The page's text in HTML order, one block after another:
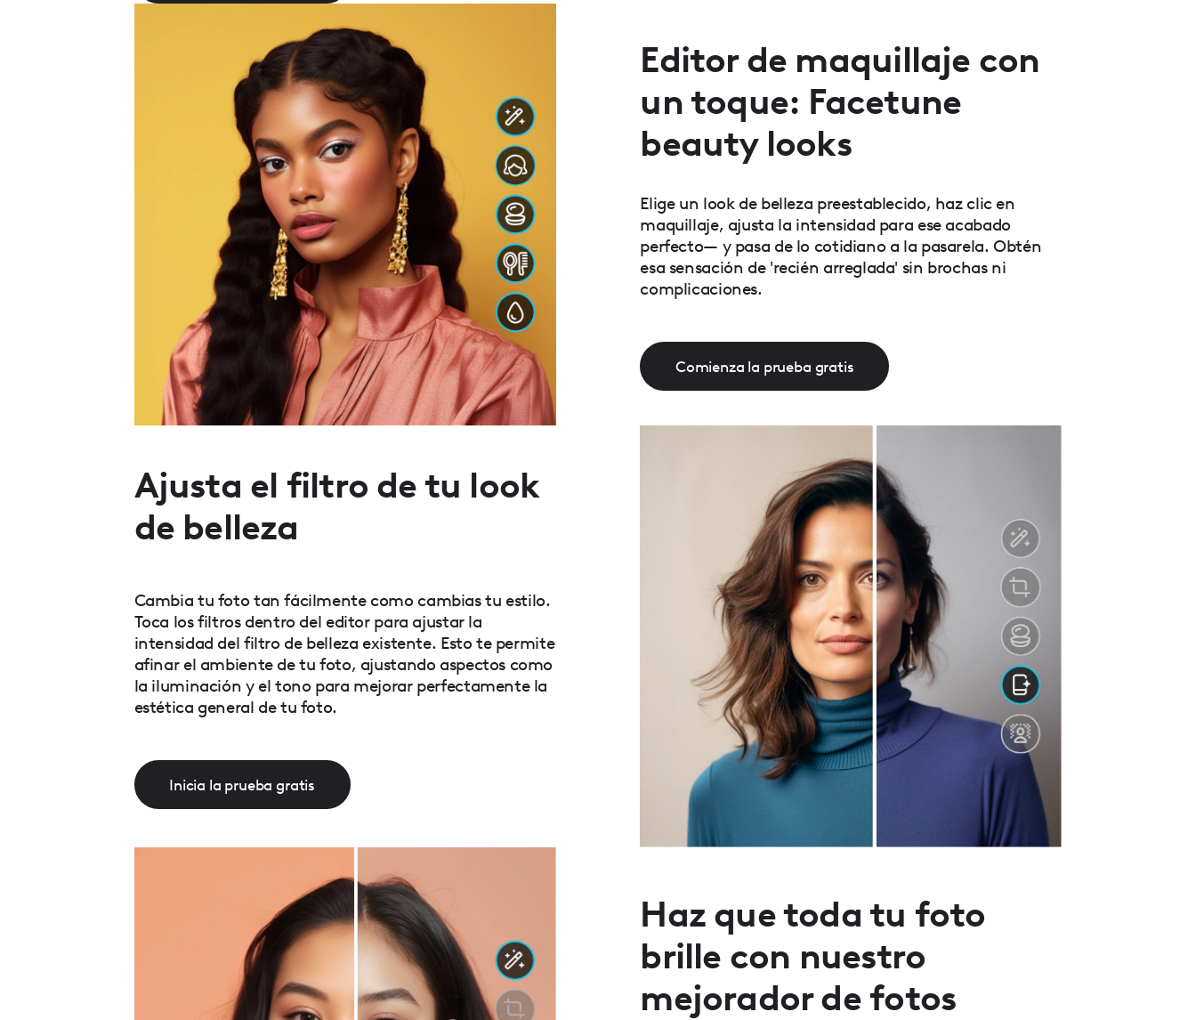
Editor de maquillaje con
un toque: Facetune
beauty looks
Elige un look de belleza preestablecido, haz clic en
maquillaje, ajusta la intensidad para ese acabado
perfecto— y pasa de lo cotidiano a la pasarela. Obtén
esa sensación de 'recién arreglada' sin brochas ni
complicaciones.
Comienza la prueba gratis
Ajusta el filtro de tu look
de belleza
Cambia tu foto tan fácilmente como cambias tu estilo.
Toca los filtros dentro del editor para ajustar la
intensidad del filtro de belleza existente. Esto te permite
afinar el ambiente de tu foto, ajustando aspectos como
la iluminación y el tono para mejorar perfectamente la
estética general de tu foto.
Inicia la prueba gratis
Haz que toda tu foto
brille con nuestro
mejorador de fotos